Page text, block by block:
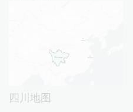
四川地图